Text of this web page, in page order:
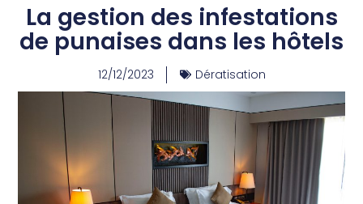
La gestion des infestations
de punaises dans les hôtels
12/12/2023 Dératisation